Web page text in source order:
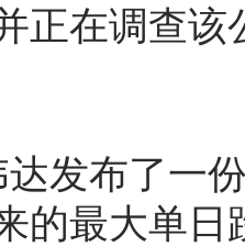
正在调查
达发布了一
的最大单